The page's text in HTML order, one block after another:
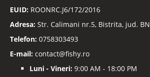
EUID: ROONRC.J6/172/2016
Adresa: Str. Calimani nr.5, Bistrita, jud. BN
Telefon: 0758303493
E-mail: contact@fishy.ro
Luni - Vineri: 9:00 AM - 18:00 PM